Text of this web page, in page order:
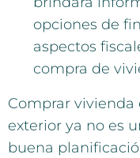
opciones de
aspectos
compra de
Comprar vivienda
exterior ya no es
buena